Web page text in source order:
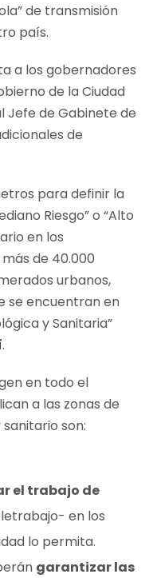
de transmisión
país.
a los gobernadores
de la Ciudad
Jefe de Gabinete de
de
para definir la
Riesgo” o “Alto
en los
de 40.000
urbanos,
se encuentran en
y Sanitaria”
.
en todo el
a las zonas de
sanitario son:
el trabajo de
en los
lo permita.
garantizar las